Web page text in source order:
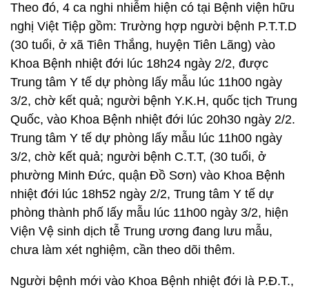
Theo đó, 4 ca nghi nhiễm hiện có tại Bệnh viện hữu
nghị Việt Tiệp gồm: Trường hợp người bệnh P.T.T.D
(30 tuổi, ở xã Tiên Thắng, huyện Tiên Lãng) vào
Khoa Bệnh nhiệt đới lúc 18h24 ngày 2/2, được
Trung tâm Y tế dự phòng lấy mẫu lúc 11h00 ngày
3/2, chờ kết quả; người bệnh Y.K.H, quốc tịch Trung
Quốc, vào Khoa Bệnh nhiệt đới lúc 20h30 ngày 2/2.
Trung tâm Y tế dự phòng lấy mẫu lúc 11h00 ngày
3/2, chờ kết quả; người bệnh C.T.T, (30 tuổi, ở
phường Minh Đức, quận Đồ Sơn) vào Khoa Bệnh
nhiệt đới lúc 18h52 ngày 2/2, Trung tâm Y tế dự
phòng thành phố lấy mẫu lúc 11h00 ngày 3/2, hiện
Viện Vệ sinh dịch tễ Trung ương đang lưu mẫu,
chưa làm xét nghiệm, cần theo dõi thêm.
Người bệnh mới vào Khoa Bệnh nhiệt đới là P.Đ.T.,